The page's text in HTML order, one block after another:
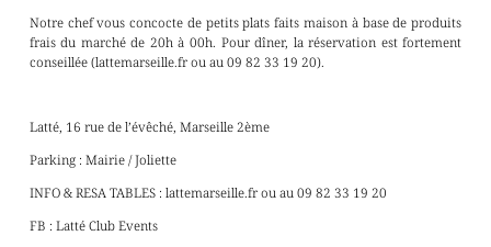
Notre chef vous concocte de petits plats faits maison à base de produits
frais du marché de 20h à 00h. Pour dîner, la réservation est fortement
conseillée (lattemarseille.fr ou au 09 82 33 19 20).
Latté, 16 rue de l’évêché, Marseille 2ème
Parking : Mairie / Joliette
INFO & RESA TABLES : lattemarseille.fr ou au 09 82 33 19 20
FB : Latté Club Events